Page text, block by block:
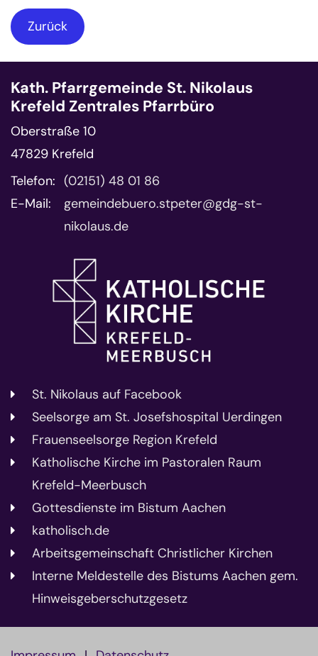
Zurück
Kath. Pfarrgemeinde St. Nikolaus
Krefeld Zentrales Pfarrbüro
Oberstraße 10
47829 Krefeld
Telefon: (02151) 48 01 86
E-Mail:
gemeindebuero.stpeter@gdg-st-
nikolaus.de
St. Nikolaus auf Facebook
Seelsorge am St. Josefshospital Uerdingen
Frauenseelsorge Region Krefeld
Katholische Kirche im Pastoralen Raum
Krefeld-Meerbusch
Gottesdienste im Bistum Aachen
katholisch.de
Arbeitsgemeinschaft Christlicher Kirchen
Interne Meldestelle des Bistums Aachen gem.
Hinweisgeberschutzgesetz